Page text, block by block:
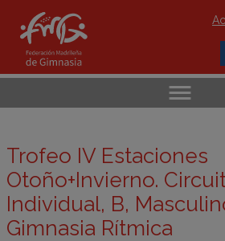
Trofeo IV Estaciones
Otoño+Invierno.
Individual, B,
Gimnasia Rítmica